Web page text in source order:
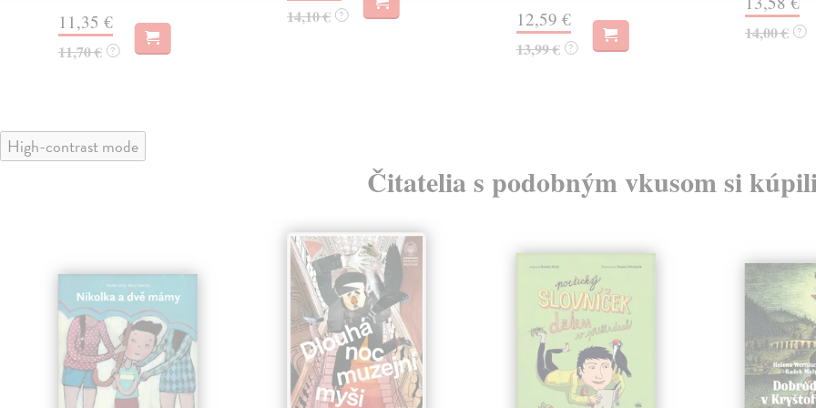
11,35 €
11,70 € ?
14,10 € ? 12,59 €
13,99 € ?
14,00 € ?
High-contrast mode
Čitatelia s podobným vkusom si